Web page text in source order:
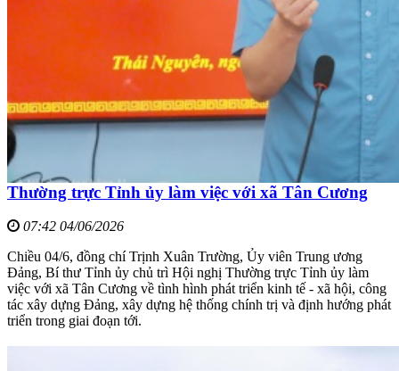
Thường trực Tỉnh ủy làm việc với xã Tân Cương
07:42 04/06/2026
Chiều 04/6, đồng chí Trịnh Xuân Trường, Ủy viên Trung ương
Đảng, Bí thư Tỉnh ủy chủ trì Hội nghị Thường trực Tỉnh ủy làm
việc với xã Tân Cương về tình hình phát triển kinh tế - xã hội, công
tác xây dựng Đảng, xây dựng hệ thống chính trị và định hướng phát
triển trong giai đoạn tới.